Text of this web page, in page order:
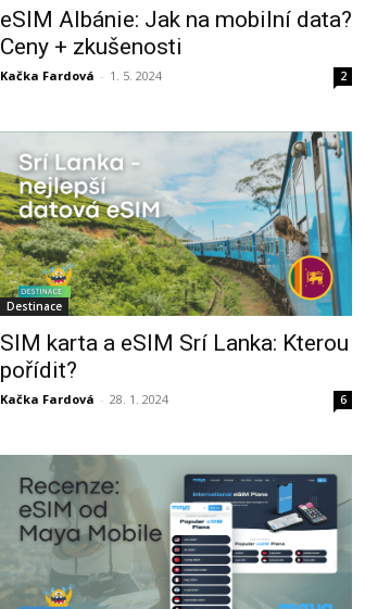
eSIM Albánie: Jak na mobilní data?
Ceny + zkušenosti
Kačka Fardová - 1. 5. 2024 2
Destinace
SIM karta a eSIM Srí Lanka: Kterou
pořídit?
Kačka Fardová - 28. 1. 2024 6